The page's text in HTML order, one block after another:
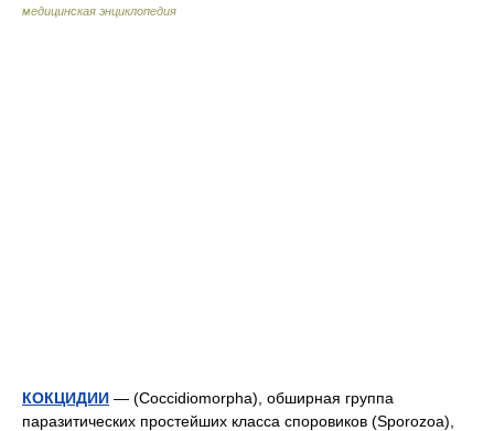
медицинская энциклопедия
КОКЦИДИИ — (Coccidiomorpha), обширная группа
паразитических простейших класса споровиков (Sporozoa),